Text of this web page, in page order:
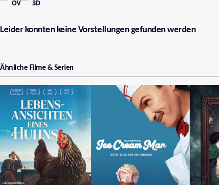
OV 3D
Leider konnten keine Vorstellungen gefunden werden
Ähnliche Filme & Serien